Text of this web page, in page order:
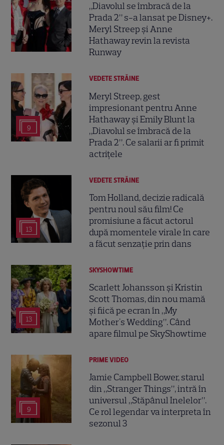
„Diavolul se îmbracă de la
Prada 2” s-a lansat pe Disney+.
Meryl Streep și Anne
Hathaway revin la revista
Runway
9
VEDETE STRĂINE
Meryl Streep, gest
impresionant pentru Anne
Hathaway și Emily Blunt la
„Diavolul se îmbracă de la
Prada 2”. Ce salarii ar fi primit
actrițele
13
VEDETE STRĂINE
Tom Holland, decizie radicală
pentru noul său film! Ce
promisiune a făcut actorul
după momentele virale în care
a făcut senzație prin dans
13
SKYSHOWTIME
Scarlett Johansson și Kristin
Scott Thomas, din nou mamă
și fiică pe ecran în „My
Mother's Wedding”. Când
apare filmul pe SkyShowtime
9
PRIME VIDEO
Jamie Campbell Bower, starul
din „Stranger Things”, intră în
universul „Stăpânul Inelelor”.
Ce rol legendar va interpreta în
sezonul 3